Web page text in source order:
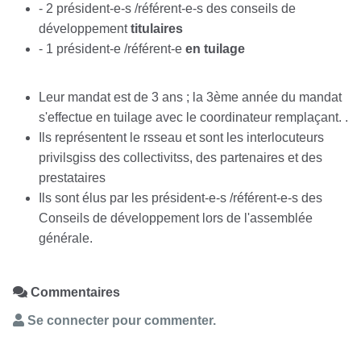
- 2 président-e-s /référent-e-s des conseils de
développementtitulaires
- 1 président-e /référent-e en tuilage
Leur mandat est de 3 ans ; la 3ème année du mandat
s'effectue en tuilage avec le coordinateur remplaçant. .
Ils représentent le rsseau et sont les interlocuteurs
privilsgiss des collectivitss, des partenaires et des
prestataires
Ils sont élus par les président-e-s /référent-e-s des
Conseils de développement lors de l'assemblée
générale.
Commentaires
Se connecter pour commenter.